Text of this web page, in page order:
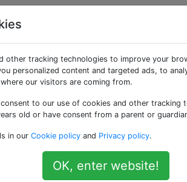
Android
fonctionne
des
de marché»
Play?
other tracking technologies to improve your
personalized content and targeted ads, to
our visitors are coming from.
to our use of cookies and other tracking
old or have consent from a parent or
in our Cookie policy and Privacy policy.
OK, enter website!